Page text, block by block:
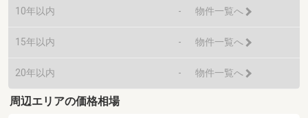
10年以内 - 物件一覧へ
15年以内 - 物件一覧へ
20年以内 - 物件一覧へ
周辺エリアの価格相場